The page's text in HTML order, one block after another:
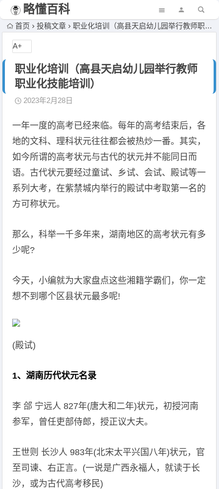
略懂百科
首页 投稿文章 职业化培训（高县天启幼儿园举行教师职业化技能培训）
职业化培训（高县天启幼儿园举行教师
职业化技能培训）
2023年2月28日
一年一度的高考已经来临。每年的高考结束后，各
地的文科、理科状元往往都会被热炒一番。其实，
如今所谓的高考状元与古代的状元并不能同日而
语。古代状元要经过童试、乡试、会试、殿试等一
系列大考，在紫禁城内举行的殿试中考取第一名的
方可称状元。
那么，科举一千多年来，湖南地区的高考状元有多
少呢?
今天，小编就为大家盘点这些湘籍学霸们，你一定
想不到哪个区县状元最多呢!
(殿试)
1、湖南历代状元名录
李 郃 宁远人 827年(唐大和二年)状元，初授河南
参军，曾任吏部侍郎，授正议大夫。
王世则 长沙人 983年(北宋太平兴国八年)状元，官
至司谏、右正言。(一说是广西永福人，就读于长
沙，或为古代高考移民)
A+